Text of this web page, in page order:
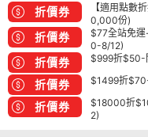
折價券
【適用點數
0,000份)
折價券
$77全站免
0-8/12)
折價券 $999折$50-
折價券 $1499折
折價券
$18000折
2)